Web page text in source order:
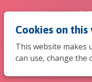
Cookies on this
This website makes
can use, change